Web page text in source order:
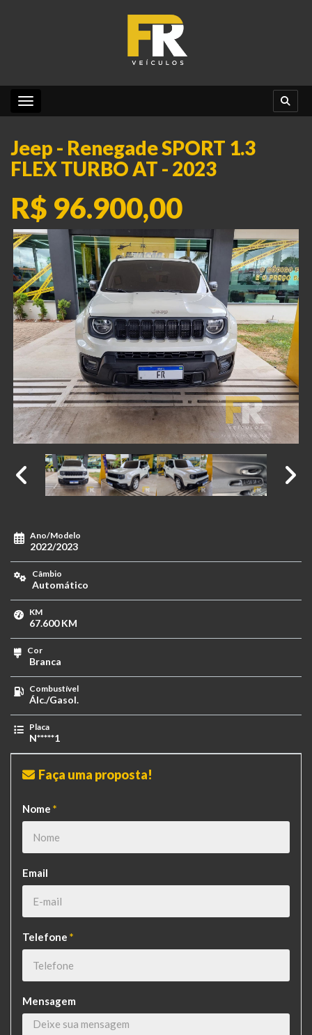
Toggle navigation
Jeep - Renegade SPORT 1.3
FLEX TURBO AT - 2023
R$ 96.900,00
Ano/Modelo
2022/2023
Câmbio
Automático
KM
67.600 KM
Cor
Branca
Combustível
Álc./Gasol.
Placa
N*****1
Faça uma proposta!
Nome *
Email
Telefone *
Mensagem